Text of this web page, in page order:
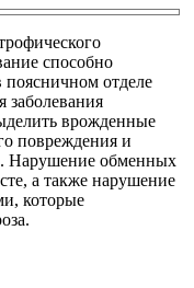
способно
отделе
заболевания
врожденные
повреждения и
Нарушение обменных
а также нарушение
которые